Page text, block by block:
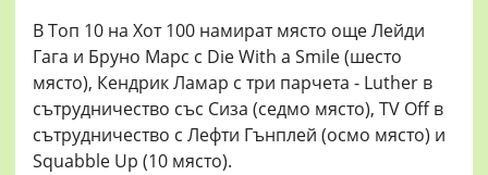
В Топ 10 на Хот 100 намират място още Лейди
Гага и Бруно Марс с Die With a Smile (шесто
място), Кендрик Ламар с три парчета - Luther в
сътрудничество със Сиза (седмо място), TV Off в
сътрудничество с Лефти Гънплей (осмо място) и
Squabble Up (10 място).